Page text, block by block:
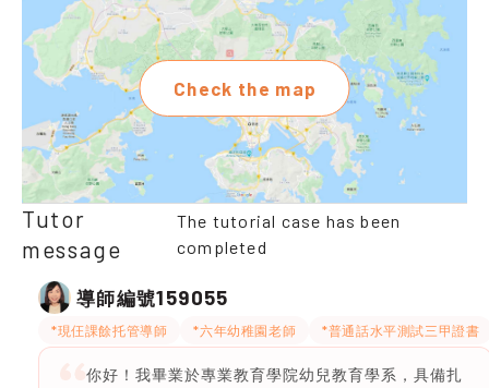
Check the map
Tutor
message
The tutorial case has been
completed
導師編號159055
*現仼課餘托管導師 *六年幼稚園老師 *普通話水平測試三甲證書
你好！我畢業於專業教育學院幼兒教育學系，具備扎